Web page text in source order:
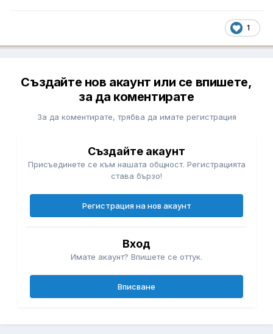
1
Създайте нов акаунт или се впишете,
за да коментирате
За да коментирате, трябва да имате регистрация
Създайте акаунт
Присъединете се към нашата общност. Регистрацията
става бързо!
Регистрация на нов акаунт
Вход
Имате акаунт? Впишете се оттук.
Вписване